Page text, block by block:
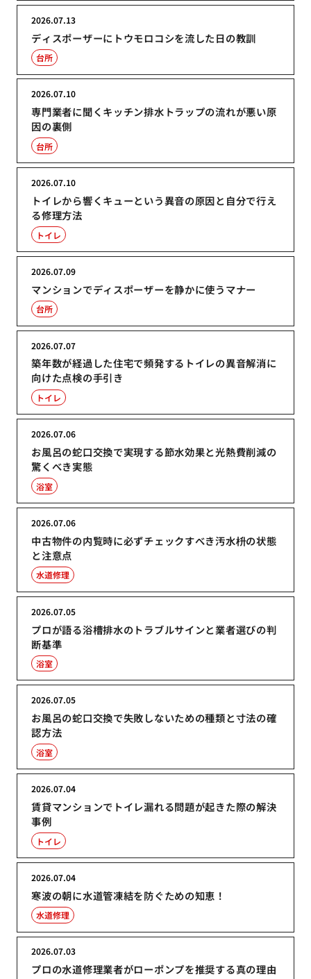
ディスポーザーにトウモロコシを流した日の教訓
2026.07.13
台所
専門業者に聞くキッチン排水トラップの流れが悪い原
因の裏側
2026.07.10
台所
トイレから響くキューという異音の原因と自分で行え
る修理方法
2026.07.10
トイレ
マンションでディスポーザーを静かに使うマナー
2026.07.09
台所
築年数が経過した住宅で頻発するトイレの異音解消に
向けた点検の手引き
2026.07.07
トイレ
お風呂の蛇口交換で実現する節水効果と光熱費削減の
驚くべき実態
2026.07.06
浴室
中古物件の内覧時に必ずチェックすべき汚水枡の状態
と注意点
2026.07.06
水道修理
プロが語る浴槽排水のトラブルサインと業者選びの判
断基準
2026.07.05
浴室
お風呂の蛇口交換で失敗しないための種類と寸法の確
認方法
2026.07.05
浴室
賃貸マンションでトイレ漏れる問題が起きた際の解決
事例
2026.07.04
トイレ
寒波の朝に水道管凍結を防ぐための知恵！
2026.07.04
水道修理
プロの水道修理業者がローポンプを推奨する真の理由
2026.07.03